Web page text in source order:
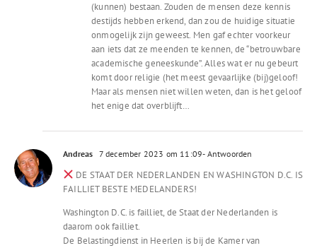
(kunnen) bestaan. Zouden de mensen deze kennis
destijds hebben erkend, dan zou de huidige situatie
onmogelijk zijn geweest. Men gaf echter voorkeur
aan iets dat ze meenden te kennen, de “betrouwbare
academische geneeskunde”. Alles wat er nu gebeurt
komt door religie (het meest gevaarlijke (bij)geloof!
Maar als mensen niet willen weten, dan is het geloof
het enige dat overblijft…
Andreas 7 december 2023 om 11:09- Antwoorden
DE STAAT DER NEDERLANDEN EN WASHINGTON D.C. IS
FAILLIET BESTE MEDELANDERS!
Washington D.C. is failliet, de Staat der Nederlanden is
daarom ook failliet.
De Belastingdienst in Heerlen is bij de Kamer van